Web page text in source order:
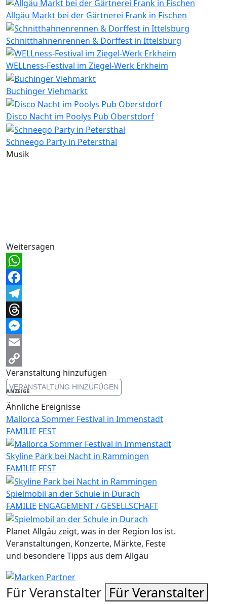
Allgäu Markt bei der Gärtnerei Frank in Fischen
Schnitthahnenrennen & Dorffest in Ittelsburg
WELLness-Festival im Ziegel-Werk Erkheim
Buchinger Viehmarkt
Disco Nacht im Poolys Pub Oberstdorf
Schneego Party in Petersthal
Musik
Weitersagen
WhatsApp
Facebook
Telegram
Threads
Messenger
Email
Copy
Link
Veranstaltung hinzufügen
VERANSTALTUNG HINZUFÜGEN
ANZEIGE
Ähnliche Ereignisse
Mallorca Sommer Festival in Immenstadt
FAMILIE FEST
Skyline Park bei Nacht in Rammingen
FAMILIE FEST
Spielmobil an der Schule in Durach
FAMILIE ENGAGEMENT / GESELLSCHAFT
Planet Allgäu zeigt, was in der Region los ist.
Veranstaltungen, Konzerte, Märkte, Feste
und besondere Tipps aus dem Allgäu
Für Veranstalter Für Veranstalter